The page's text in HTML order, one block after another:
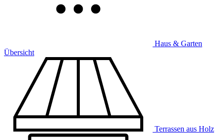
Haus & Garten
Übersicht
Terrassen aus Holz